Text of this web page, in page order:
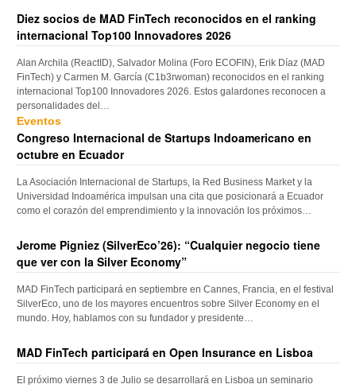
Diez socios de MAD FinTech reconocidos en el ranking
internacional Top100 Innovadores 2026
Alan Archila (ReactID), Salvador Molina (Foro ECOFIN), Erik Díaz (MAD
FinTech) y Carmen M. García (C1b3rwoman) reconocidos en el ranking
internacional Top100 Innovadores 2026. Estos galardones reconocen a
personalidades del…
Eventos
Congreso Internacional de Startups Indoamericano en
octubre en Ecuador
La Asociación Internacional de Startups, la Red Business Market y la
Universidad Indoamérica impulsan una cita que posicionará a Ecuador
como el corazón del emprendimiento y la innovación los próximos…
Jerome Pigniez (SilverEco’26): “Cualquier negocio tiene
que ver con la Silver Economy”
MAD FinTech participará en septiembre en Cannes, Francia, en el festival
SilverEco, uno de los mayores encuentros sobre Silver Economy en el
mundo. Hoy, hablamos con su fundador y presidente…
MAD FinTech participará en Open Insurance en Lisboa
El próximo viernes 3 de Julio se desarrollará en Lisboa un seminario